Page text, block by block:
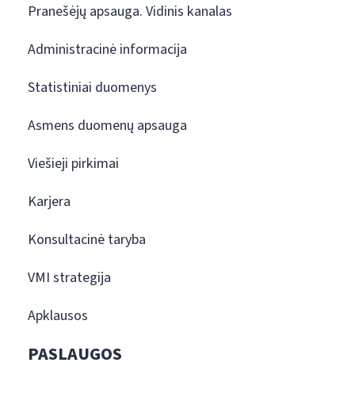
Pranešėjų apsauga. Vidinis kanalas
Administracinė informacija
Statistiniai duomenys
Asmens duomenų apsauga
Viešieji pirkimai
Karjera
Konsultacinė taryba
VMI strategija
Apklausos
PASLAUGOS